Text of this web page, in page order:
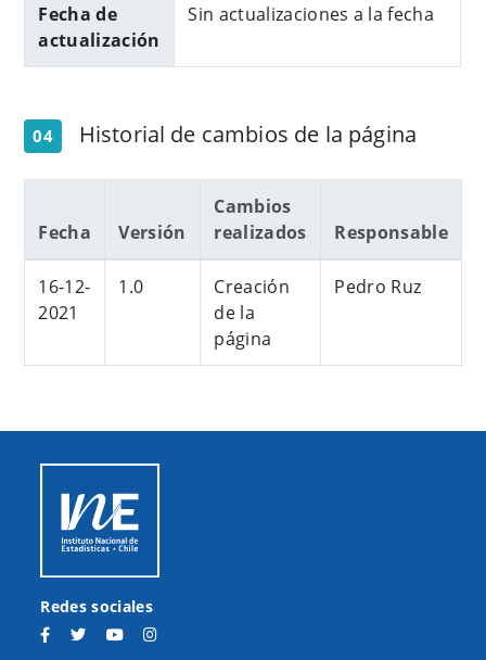
Fecha de
actualización
Sin actualizaciones a la fecha
04 Historial de cambios de la página
​Fecha Versión
Cambios
realizados
Responsable
16-12-
2021
1.0
Creación
de la
página
Pedro Ruz
Redes sociales